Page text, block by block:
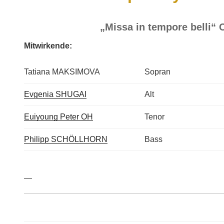
„Missa in tempore belli“
Mitwirkende:
Tatiana MAKSIMOVA Sopran
Evgenia SHUGAI Alt
Euiyoung Peter OH Tenor
Philipp SCHÖLLHORN Bass
—